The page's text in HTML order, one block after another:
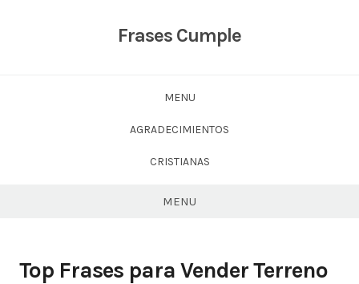
Frases Cumple
MENU
AGRADECIMIENTOS
CRISTIANAS
MENU
Top Frases para Vender Terreno